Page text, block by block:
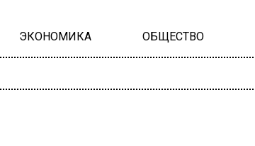
ЭКОНОМИКА ОБЩЕСТВО